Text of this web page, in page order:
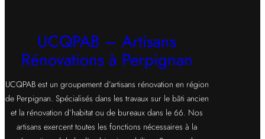
UCQPAB – Artisans
Rénovations à Perpignan
UCQPAB est un groupement d’artisans rénovation en région
de Perpignan. Spécialisés dans les travaux sur le bâti ancien
et la rénovation d’habitat ou de bureaux dans le 66. Nos
artisans exercent toutes les fonctions nécessaires à la